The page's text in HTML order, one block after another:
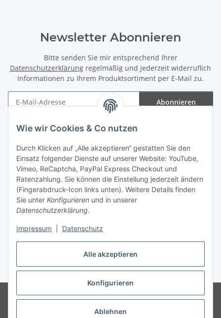
Alle akzeptieren
Konfigurieren
Ablehnen
Wie wir Cookies & Co nutzen
Durch Klicken auf „Alle akzeptieren“ gestatten Sie den
Einsatz folgender Dienste auf unserer Website: YouTube,
Vimeo, ReCaptcha, PayPal Express Checkout und
Ratenzahlung. Sie können die Einstellung jederzeit ändern
(Fingerabdruck-Icon links unten). Weitere Details finden
Sie unter Konfigurieren und in unserer
Datenschutzerklärung.
Impressum Datenschutz
Newsletter Abonnieren
Bitte senden Sie mir entsprechend Ihrer
Datenschutzerklärung regelmäßig und jederzeit widerruflich
Informationen zu Ihrem Produktsortiment per E-Mail zu.
Abonnieren
Gesetzliche Informationen
Vertrag widerrufen
* Gemäß §19 UStG wird keine Umsatzsteuer berechnet, zzgl.Versand
© Wohlgefühl für Körper & Seele by Sabine Werner Besucherzähler:
Umsatzsteuer berechnet.